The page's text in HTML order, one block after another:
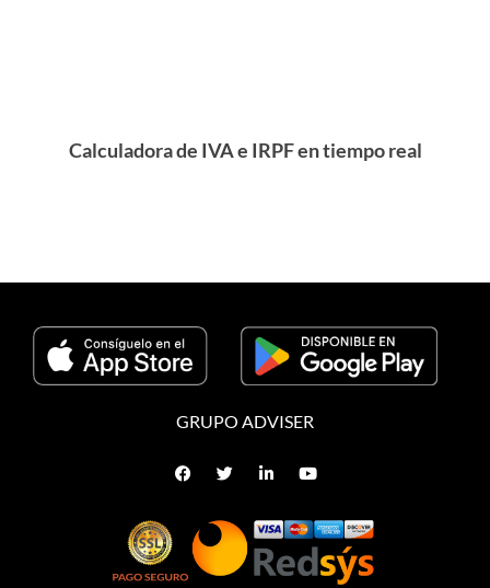
Calculadora de IVA e IRPF en tiempo real
GRUPO ADVISER